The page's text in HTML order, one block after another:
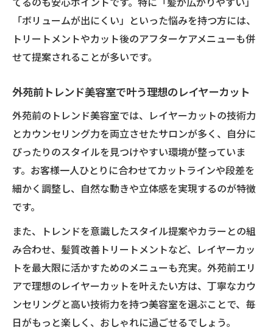
後悔しやすいレイヤーカットの落とし穴と
は
美容師とのコミュニケーション準備のコツ
ック
「ボリュームが出にくい」といった悩みを持つ方には、
トリートメントやカット後のアフターケアメニューも併
せて提案されることが多いです。
外苑前トレンド美容室で叶う理想のレイヤーカット
外苑前のトレンド美容室では、レイヤーカットの技術力
とカウンセリング力を両立させたサロンが多く、自分に
ぴったりのスタイルを見つけやすい環境が整っていま
す。お客様一人ひとりに合わせてカットラインや段差を
細かく調整し、自然な動きや立体感を実現するのが特徴
です。
また、トレンドを意識したスタイル提案やカラーとの組
み合わせ、髪質改善トリートメントなど、レイヤーカッ
トを最大限に活かすためのメニューも充実。外苑前エリ
アで理想のレイヤーカットを叶えたい方は、丁寧なカウ
ンセリングと高い技術力を持つ美容室を選ぶことで、毎
日がもっと楽しく、おしゃれに過ごせるでしょう。